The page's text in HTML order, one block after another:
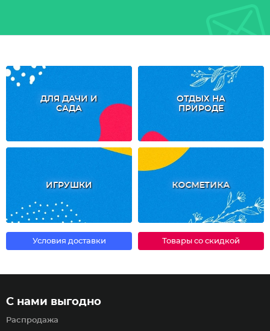
ДЛЯ ДАЧИ И
САДА
ОТДЫХ НА
ПРИРОДЕ
ИГРУШКИ КОСМЕТИКА
Условия доставки Товары со скидкой
С нами выгодно
Распродажа